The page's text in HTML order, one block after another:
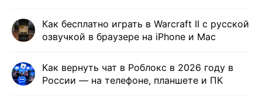
Как бесплатно играть в Warcraft II с русской
озвучкой в браузере на iPhone и Mac
Как вернуть чат в Роблокс в 2026 году в
России — на телефоне, планшете и ПК